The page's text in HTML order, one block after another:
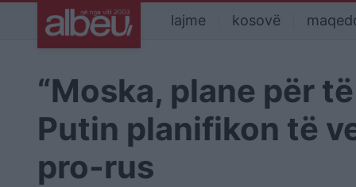
lajme kosovë
“Moska, plane për
Putin planifikon të
pro-rus